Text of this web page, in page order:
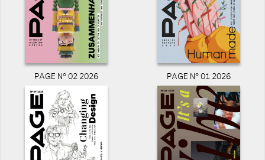
PAGE N° 02 2026 PAGE N° 01 2026